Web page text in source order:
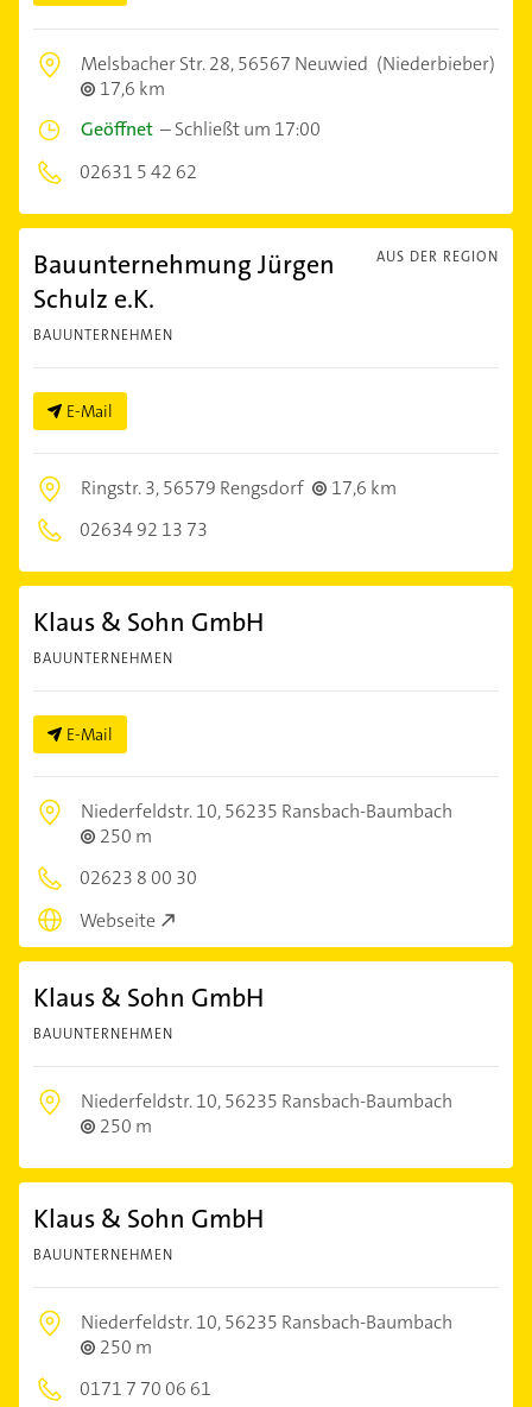
Melsbacher Str. 28,56567 Neuwied (Niederbieber)
17,6 km
Geöffnet –Schließt um 17:00
02631 5 42 62
AUS DER REGION
Bauunternehmung Jürgen
Schulz e.K.
BAUUNTERNEHMEN
E-Mail
Ringstr. 3,56579 Rengsdorf
17,6 km
02634 92 13 73
Klaus & Sohn GmbH
BAUUNTERNEHMEN
E-Mail
Niederfeldstr. 10,56235 Ransbach-Baumbach
250 m
02623 8 00 30
Webseite
Klaus & Sohn GmbH
BAUUNTERNEHMEN
Niederfeldstr. 10,56235 Ransbach-Baumbach
250 m
Klaus & Sohn GmbH
BAUUNTERNEHMEN
Niederfeldstr. 10,56235 Ransbach-Baumbach
250 m
0171 7 70 06 61